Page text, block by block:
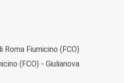
Fiumicino (FCO)
(FCO) - Giulianova